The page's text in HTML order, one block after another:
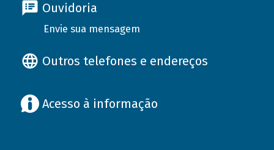
Ouvidoria
Envie sua mensagem
Outros telefones e endereços
Acesso à informação